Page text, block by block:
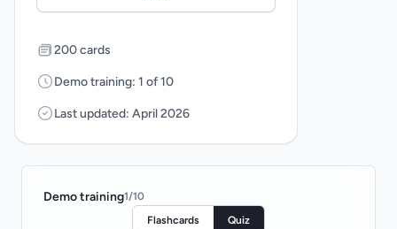
200 cards
Demo training: 1 of 10
Last updated: April 2026
Demo training1/10
Flashcards Quiz